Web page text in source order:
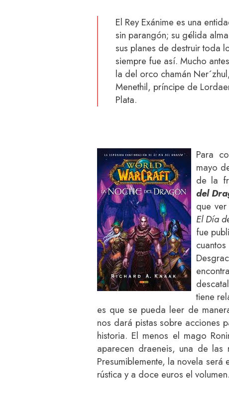
El Rey Exánime es una
sin parangón; su gélida
sus planes de destruir toda
siempre fue así. Mucho
la del orco chamán
Menethil, príncipe de
Plata.
Para
mayo
de la
del
que
El Día
fue
tiene
es que se pueda leer de
nos dará pistas sobre acciones
historia. El menos el mago
aparecen draeneis, una de
Presumiblemente, la novela
rústica y a doce euros el volumen.